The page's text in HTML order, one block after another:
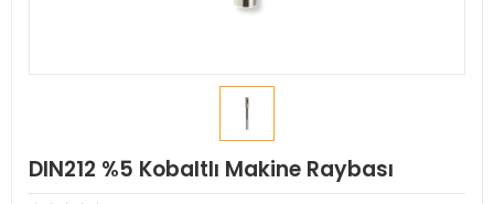
DIN212 %5 Kobaltlı Makine Raybası